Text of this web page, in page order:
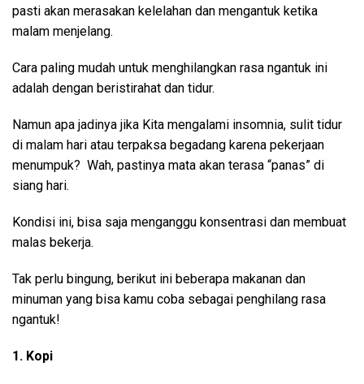
pasti akan merasakan kelelahan dan mengantuk ketika
malam menjelang.
Cara paling mudah untuk menghilangkan rasa ngantuk ini
adalah dengan beristirahat dan tidur.
Namun apa jadinya jika Kita mengalami insomnia, sulit tidur
di malam hari atau terpaksa begadang karena pekerjaan
menumpuk? Wah, pastinya mata akan terasa “panas” di
siang hari.
Kondisi ini, bisa saja menganggu konsentrasi dan membuat
malas bekerja.
Tak perlu bingung, berikut ini beberapa makanan dan
minuman yang bisa kamu coba sebagai penghilang rasa
ngantuk!
1. Kopi